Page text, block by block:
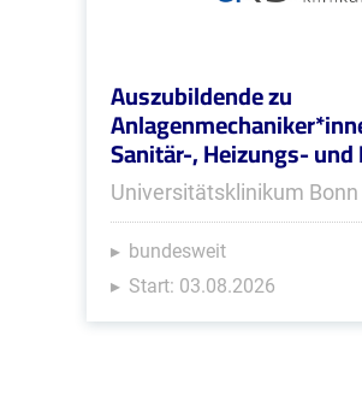
Auszubildende zu
Sanitär-, Heizungs-
Universitätsklinikum Bonn
bundesweit
Start: 03.08.2026